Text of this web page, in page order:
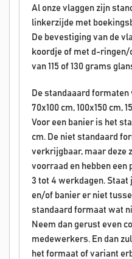
Al onze vlaggen zijn
linkerzijde met
De bevestiging van de
koordje of met d-ringen/
van 115 of 130 grams
De standaaard
70x100 cm, 100x150 cm,
Voor een banier is het
cm. De niet standaard
verkrijgbaar, maar deze
voorraad en hebben
3 tot 4 werkdagen.
en/of banier er niet
standaard formaat wat
Neem dan gerust even
medewerkers. En dan
het formaat of variant